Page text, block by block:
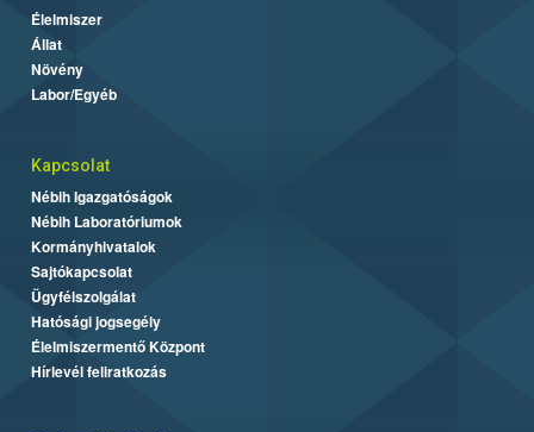
Élelmiszer
Állat
Növény
Labor/Egyéb
Kapcsolat
Nébih Igazgatóságok
Nébih Laboratóriumok
Kormányhivatalok
Sajtókapcsolat
Ügyfélszolgálat
Hatósági jogsegély
Élelmiszermentő Központ
Hírlevél feliratkozás